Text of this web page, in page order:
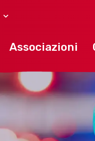
Associazioni